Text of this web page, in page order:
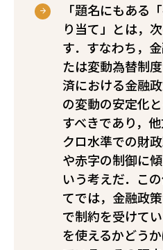
「題名にもある
り当て」とは，
す．すなわち，
たは変動為替制
済における金融
の変動の安定化
すべきであり，
クロ水準での財
や赤字の制御に
いう考えだ．こ
てでは，金融政
で制約を受けて
を使えるかどう